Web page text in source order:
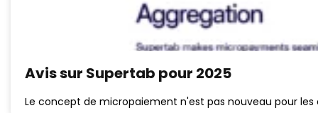
Avis sur Supertab pour 2025
Le concept de micropaiement n'est pas nouveau pour